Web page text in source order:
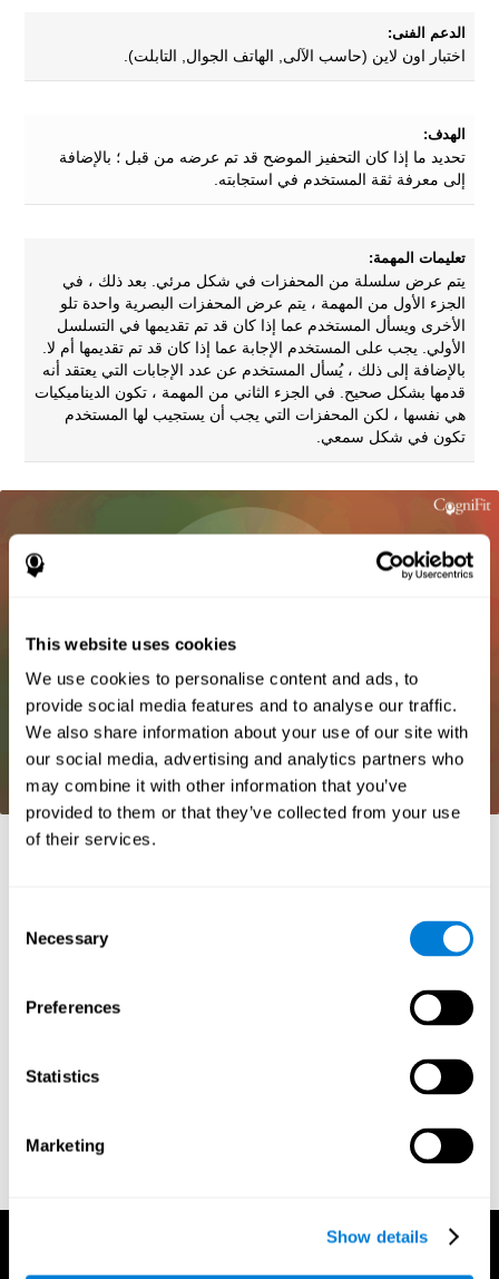
This website uses cookies
We use cookies to personalise content and ads, to
provide social media features and to analyse our traffic.
We also share information about your use of our site with
our social media, advertising and analytics partners who
may combine it with other information that you’ve
provided to them or that they’ve collected from your use
of their services.
Selection
Necessary
Preferences
Statistics
Marketing
Show details
الدعم الفنى:
اختبار اون لاين (حاسب الآلى, الهاتف الجوال, التابلت).
الهدف:
تحديد ما إذا كان التحفيز الموضح قد تم عرضه من قبل ؛ بالإضافة
إلى معرفة ثقة المستخدم في استجابته.
تعليمات المهمة:
يتم عرض سلسلة من المحفزات في شكل مرئي. بعد ذلك ، في
الجزء الأول من المهمة ، يتم عرض المحفزات البصرية واحدة تلو
الأخرى ويسأل المستخدم عما إذا كان قد تم تقديمها في التسلسل
الأولي. يجب على المستخدم الإجابة عما إذا كان قد تم تقديمها أم لا.
بالإضافة إلى ذلك ، يُسأل المستخدم عن عدد الإجابات التي يعتقد أنه
قدمها بشكل صحيح. في الجزء الثاني من المهمة ، تكون الديناميكيات
هي نفسها ، لكن المحفزات التي يجب أن يستجيب لها المستخدم
تكون في شكل سمعي.
Greenberg, L. M., Kindschi, C. L., & Corman, C. L. (1996).
TOVA Research Foundation.
Kaplan, E., Goodglass, H., Weintraub, S. (1983). Boston
Schmidt, M. (1994). Rey auditory verbal learning test: a
Wechsler, D. (1997). WAIS-III: Wechsler Adult Intelligence Scale
- Third edition administration and scoring manual. San Antonio,